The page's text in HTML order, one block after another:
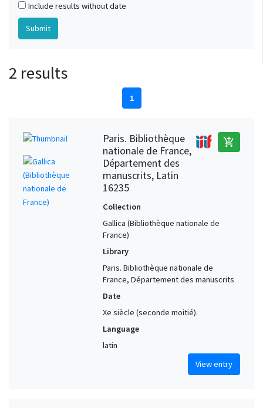
Include results without date
2 results
1
Paris. Bibliothèque
nationale de France,
Département des
manuscrits, Latin
16235
add_shopping_cart
Collection
Gallica (Bibliothèque nationale de
France)
Library
Paris. Bibliothèque nationale de
France, Département des manuscrits
Date
Xe siècle (seconde moitié).
Language
latin
View entry